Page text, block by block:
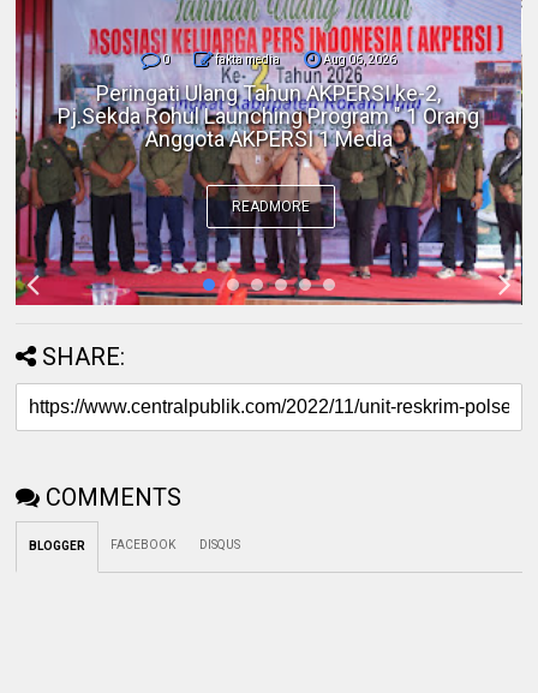
0 fakta media Aug 06, 2026
Polres Inhil bersama Pemkab Inhil dan
BKSDA Riau Perkuat Sinergi Tangani
Gangguan Kera Liar di Tembilahan
READMORE
SHARE:
COMMENTS
BLOGGER FACEBOOK DISQUS